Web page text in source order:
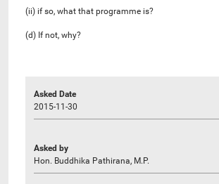
(ii) if so, what that programme is?
(d) If not, why?
Asked Date
2015-11-30
Asked by
Hon. Buddhika Pathirana, M.P.